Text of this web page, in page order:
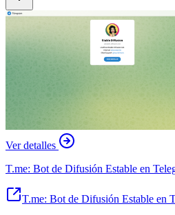
Ver detalles
T.me: Bot de Difusión Estable en
T.me: Bot de Difusión Estable en